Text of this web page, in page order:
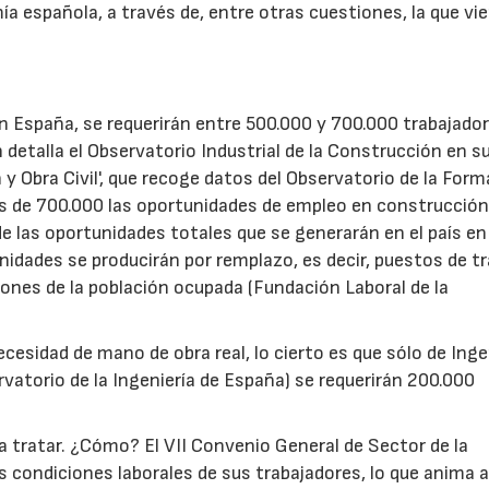
española, a través de, entre otras cuestiones, la que
España, se requerirán entre 500.000 y 700.000
el Observatorio Industrial de la Construcción en
Obra Civil', que recoge datos del Observatorio de la
de 700.000 las oportunidades de empleo en
las oportunidades totales que se generarán en el país
se producirán por remplazo, es decir, puestos de
de la población ocupada (Fundación Laboral de la
de mano de obra real, lo cierto es que sólo de
de la Ingeniería de España) se requerirán 200.000
¿Cómo? El VII Convenio General de Sector de la
laborales de sus trabajadores, lo que anima